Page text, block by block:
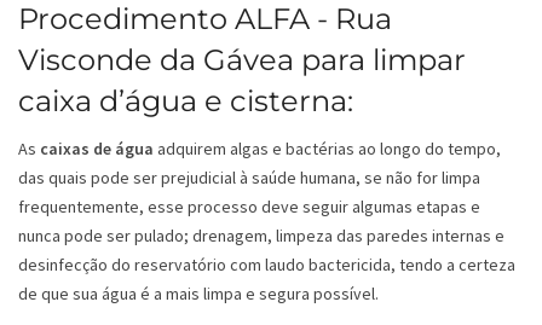
Procedimento ALFA - Rua
Visconde da Gávea para limpar
caixa d’água e cisterna:
As caixas de água adquirem algas e bactérias ao longo do tempo,
das quais pode ser prejudicial à saúde humana, se não for limpa
frequentemente, esse processo deve seguir algumas etapas e
nunca pode ser pulado; drenagem, limpeza das paredes internas e
desinfecção do reservatório com laudo bactericida, tendo a certeza
de que sua água é a mais limpa e segura possível.